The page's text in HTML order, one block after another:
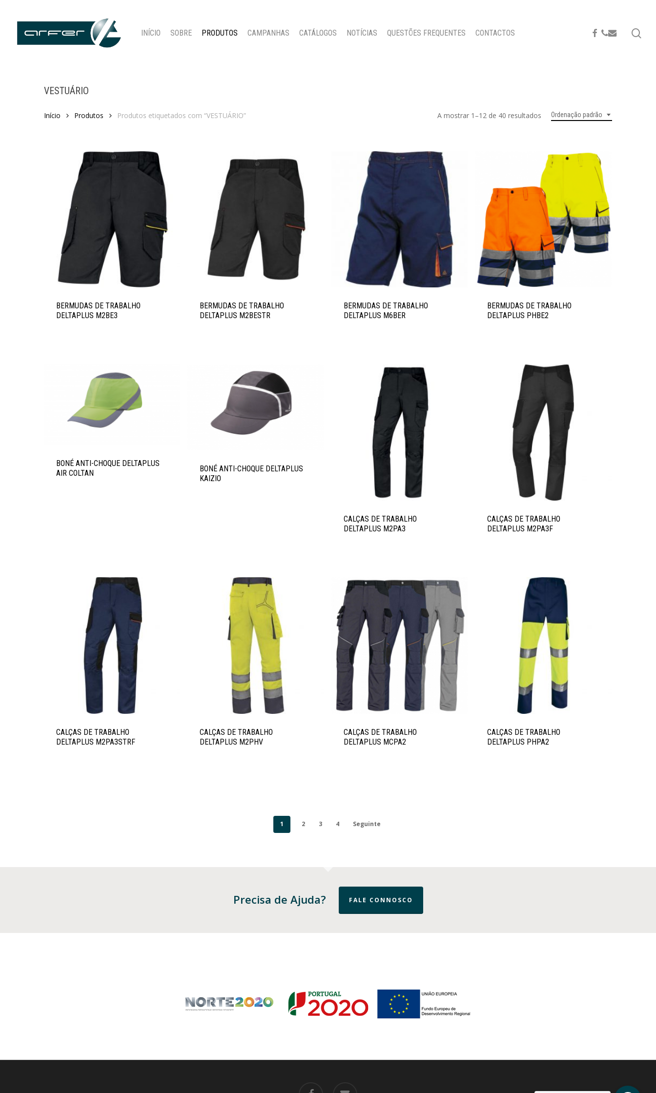
content
Pressione ENTER para pesquisar ou ESC para fechar
INÍCIO SOBRE PRODUTOS CAMPANHAS CATÁLOGOS NOTÍCIAS QUESTÕES FREQUENTES CONTACTOS FACEBOOK
PHONE
EMAIL
VESTUÁRIO
Ordenação padrão
A mostrar 1–12 de 40 resultados
Início Produtos Produtos etiquetados com “VESTUÁRIO”
BERMUDAS DE TRABALHO
DELTAPLUS M2BE3
BERMUDAS DE TRABALHO
DELTAPLUS M2BESTR
BERMUDAS DE TRABALHO
DELTAPLUS M6BER
BERMUDAS DE TRABALHO
DELTAPLUS PHBE2
BONÉ ANTI-CHOQUE DELTAPLUS
AIR COLTAN
BONÉ ANTI-CHOQUE DELTAPLUS
KAIZIO
CALÇAS DE TRABALHO
DELTAPLUS M2PA3
CALÇAS DE TRABALHO
DELTAPLUS M2PA3F
CALÇAS DE TRABALHO
DELTAPLUS M2PA3STRF
CALÇAS DE TRABALHO
DELTAPLUS M2PHV
CALÇAS DE TRABALHO
DELTAPLUS MCPA2
CALÇAS DE TRABALHO
DELTAPLUS PHPA2
1 2 3 4 Seguinte
Precisa de Ajuda? FALE CONNOSCO
facebook